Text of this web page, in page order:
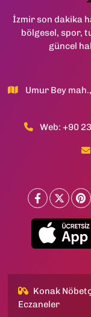
İzmir son dakika
bölgesel, spor,
güncel
Umur Bey
Web: +90
Konak
Eczaneler